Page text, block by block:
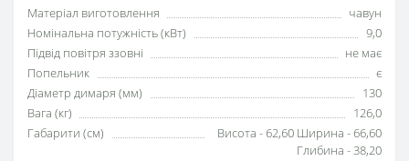
Матеріал виготовлення
чавун
Номінальна потужність (кВт)
9,0
Підвід повітря ззовні
не має
Попельник
є
Діаметр димаря (мм)
130
Вага (кг)
126,0
Габарити (см)
Висота - 62,60 Ширина - 66,60
Глибина - 38,20